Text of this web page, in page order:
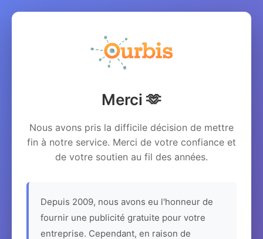
Merci 🫶
Nous avons pris la difficile décision de mettre
fin à notre service. Merci de votre confiance et
de votre soutien au fil des années.
Depuis 2009, nous avons eu l'honneur de
fournir une publicité gratuite pour votre
entreprise. Cependant, en raison de